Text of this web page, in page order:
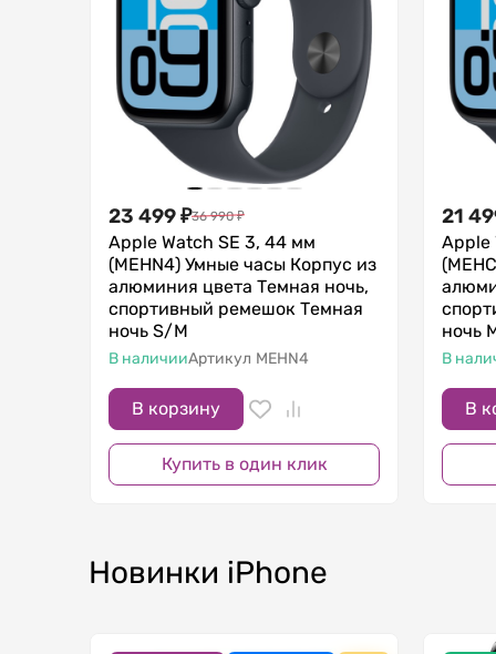
23 499₽36 990 ₽
Apple Watch SE 3, 44 мм
(MEHN4) Умные часы Корпус из
алюминия цвета Темная ночь,
спортивный ремешок Темная
ночь S/M
В наличииАртикул MEHN4
В корзину
Купить в один клик
21
Apple
ночь
В
В
Новинки iPhone